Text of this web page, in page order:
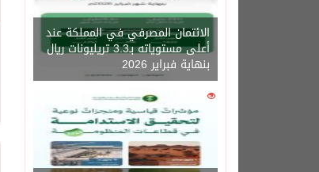
الائتمان المصرفي في المملكة عند
أعلى مستوياته بـ3.3 تريليونات ريال
بنهاية فبراير 2026
1450